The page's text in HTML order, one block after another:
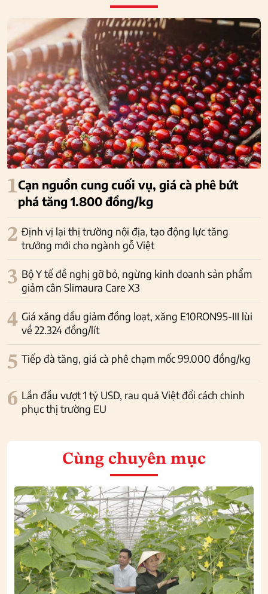
1Cạn nguồn cung cuối vụ, giá cà phê bứt
phá tăng 1.800 đồng/kg
2 Định vị lại thị trường nội địa, tạo động lực tăng
trưởng mới cho ngành gỗ Việt
3 Bộ Y tế đề nghị gỡ bỏ, ngừng kinh doanh sản phẩm
giảm cân Slimaura Care X3
4 Giá xăng dầu giảm đồng loạt, xăng E10RON95-III lùi
về 22.324 đồng/lít
5 Tiếp đà tăng, giá cà phê chạm mốc 99.000 đồng/kg
6 Lần đầu vượt 1 tỷ USD, rau quả Việt đổi cách chinh
phục thị trường EU
Cùng chuyên mục